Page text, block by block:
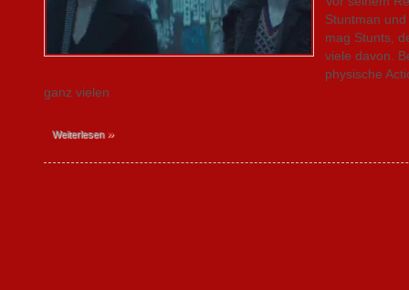
Stuntman
mag Stunts,
viele davon.
physische
ganz vielen
Weiterlesen »